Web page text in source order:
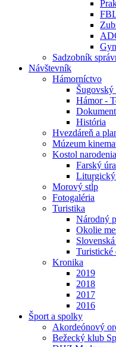
Sadzobník
Návštevník
Hámorníctvo
Hámor -
História
Hvezdáreň a
Múzeum
Kostol
Farský
Liturgický
Morový stĺp
Fotogaléria
Turistika
Národný
Okolie
Turistické
Kronika
2019
2018
2017
2016
Šport a spolky
Akordeónový
Bežecký klub